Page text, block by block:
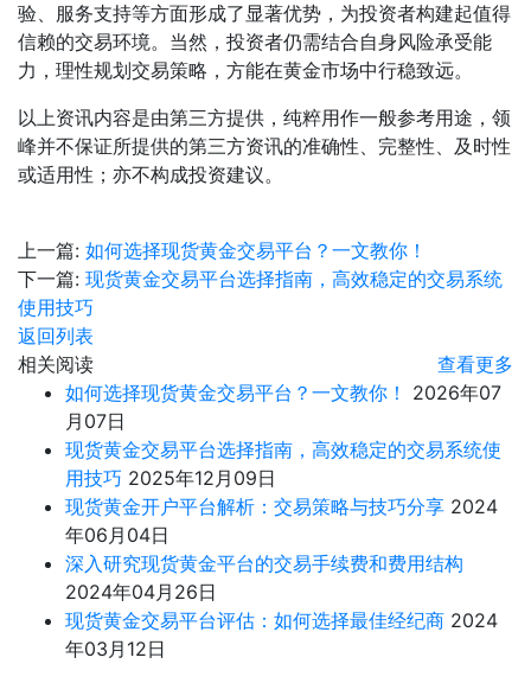
验、服务支持等方面形成了显著优势，为投资者构建起值得
信赖的交易环境。当然，投资者仍需结合自身风险承受能
力，理性规划交易策略，方能在黄金市场中行稳致远。
以上资讯内容是由第三方提供，纯粹用作一般参考用途，领
峰并不保证所提供的第三方资讯的准确性、完整性、及时性
或适用性；亦不构成投资建议。
上一篇: 如何选择现货黄金交易平台？一文教你！
下一篇: 现货黄金交易平台选择指南，高效稳定的交易系统
使用技巧
返回列表
相关阅读
查看更多
如何选择现货黄金交易平台？一文教你！
2026年07
月07日
现货黄金交易平台选择指南，高效稳定的交易系统使
用技巧 2025年12月09日
现货黄金开户平台解析：交易策略与技巧分享 2024
年06月04日
深入研究现货黄金平台的交易手续费和费用结构
2024年04月26日
现货黄金交易平台评估：如何选择最佳经纪商 2024
年03月12日